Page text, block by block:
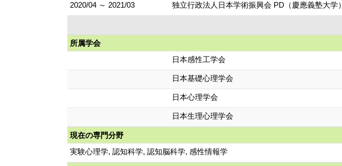
2020/04 ～ 2021/03 独立行政法人日本学術振興会 PD（慶應義塾大学）
所属学会
日本感性工学会
日本基礎心理学会
日本心理学会
日本生理心理学会
現在の専門分野
実験心理学, 認知科学, 認知脳科学, 感性情報学